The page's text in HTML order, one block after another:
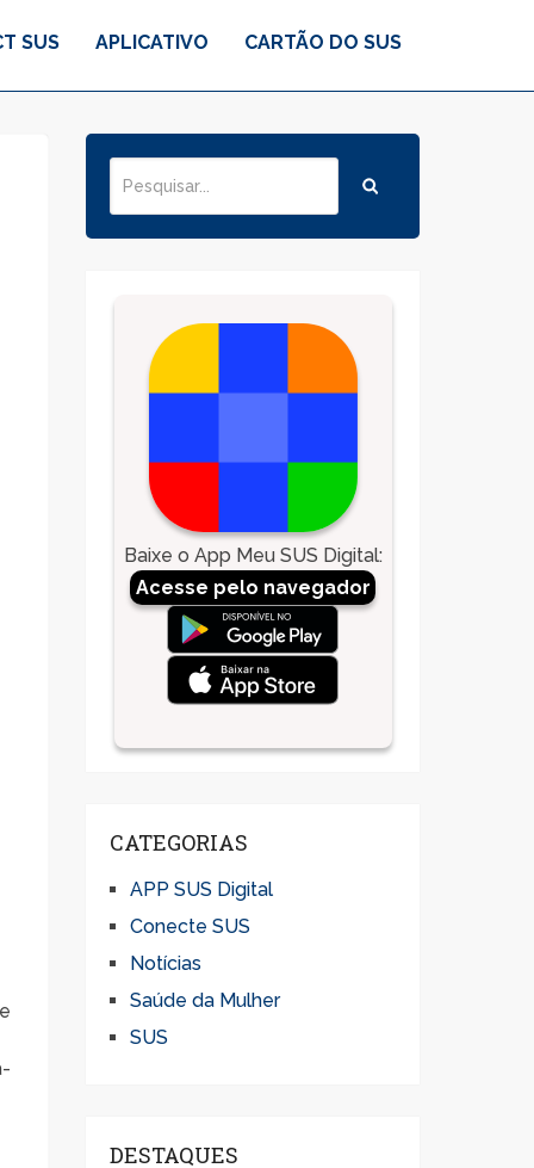
SUS APLICATIVO CARTÃO DO SUS
Baixe o App Meu SUS Digital:
Acesse pelo navegador
CATEGORIAS
APP SUS Digital
Conecte SUS
Notícias
Saúde da Mulher
SUS
DESTAQUES